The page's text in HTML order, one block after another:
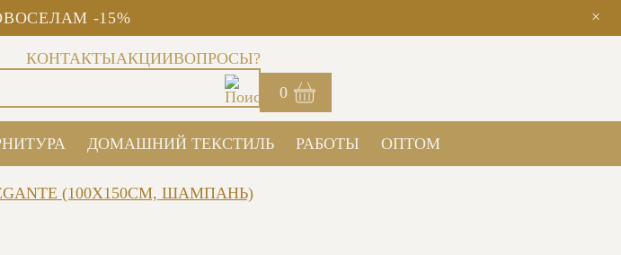
×
-15%
КОНТАКТЫАКЦИИВОПРОСЫ?
0
ДОМАШНИЙ ТЕКСТИЛЬ РАБОТЫ ОПТОМ
(100X150СМ, ШАМПАНЬ)